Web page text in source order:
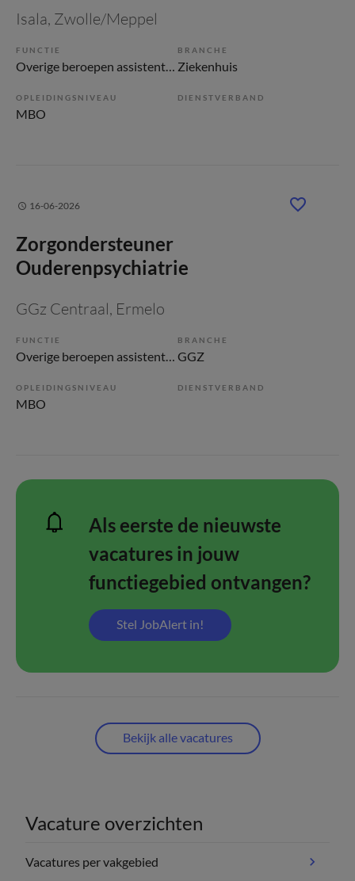
Isala, Zwolle/Meppel
FUNCTIE
Overige beroepen assistenten
BRANCHE
Ziekenhuis
OPLEIDINGSNIVEAU
MBO
DIENSTVERBAND
16-06-2026
Zorgondersteuner
Ouderenpsychiatrie
GGz Centraal, Ermelo
FUNCTIE
Overige beroepen assistenten
BRANCHE
GGZ
OPLEIDINGSNIVEAU
MBO
DIENSTVERBAND
Als eerste de nieuwste
vacatures in jouw
functiegebied ontvangen?
Stel JobAlert in!
Bekijk alle vacatures
Vacature overzichten
Vacatures per vakgebied